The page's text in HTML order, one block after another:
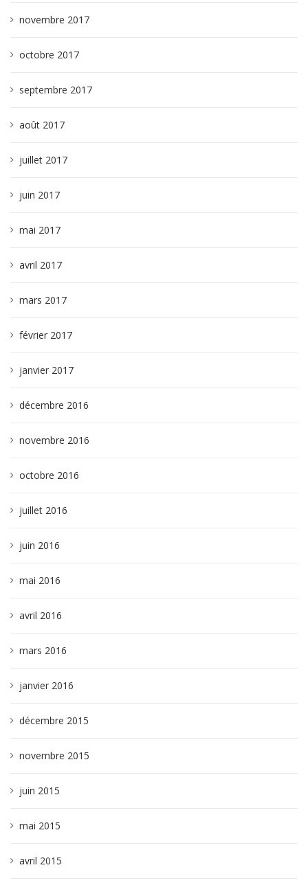
novembre 2017
octobre 2017
septembre 2017
août 2017
juillet 2017
juin 2017
mai 2017
avril 2017
mars 2017
février 2017
janvier 2017
décembre 2016
novembre 2016
octobre 2016
juillet 2016
juin 2016
mai 2016
avril 2016
mars 2016
janvier 2016
décembre 2015
novembre 2015
juin 2015
mai 2015
avril 2015